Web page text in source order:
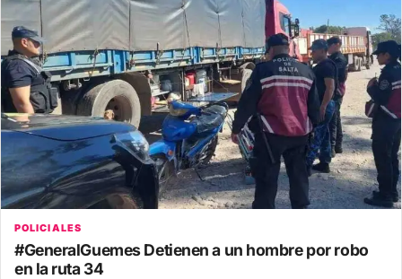
POLICIALES
#GeneralGuemes Detienen a un hombre por robo
en la ruta 34